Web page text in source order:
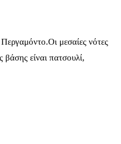
μεσαίες νότες
βάσης είναι πατσουλί,